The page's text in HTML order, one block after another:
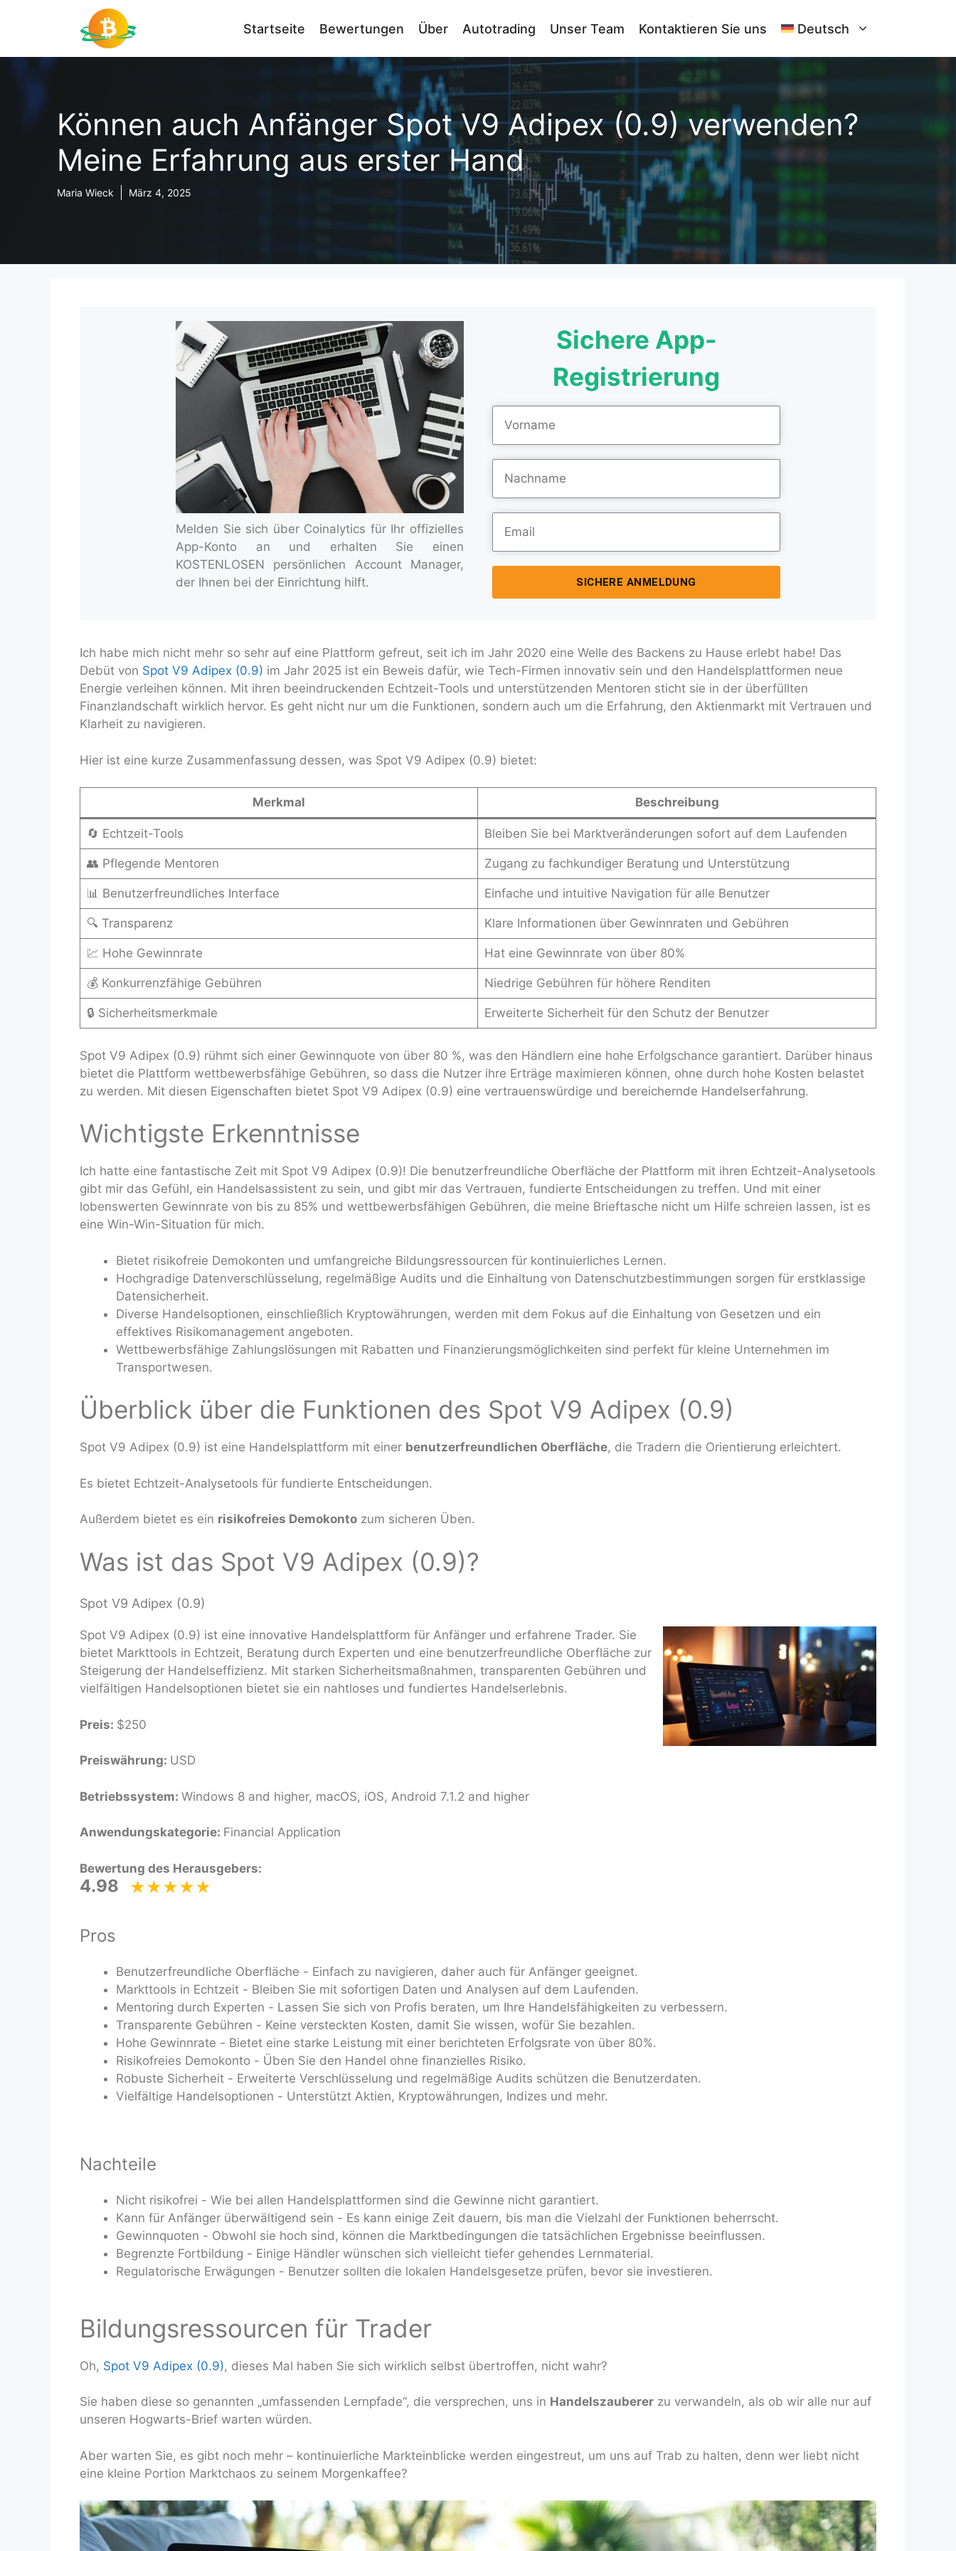
Startseite Bewertungen Über Autotrading Unser Team Kontaktieren Sie uns Deutsch
Können auch Anfänger Spot V9 Adipex (0.9) verwenden?
Meine Erfahrung aus erster Hand
Maria Wieck März 4, 2025
Melden Sie sich über Coinalytics für Ihr offizielles
App-Konto an und erhalten Sie einen
KOSTENLOSEN persönlichen Account Manager,
der Ihnen bei der Einrichtung hilft.
Sichere App-
Registrierung
SICHERE ANMELDUNG
Ich habe mich nicht mehr so sehr auf eine Plattform gefreut, seit ich im Jahr 2020 eine Welle des Backens zu Hause erlebt habe! Das
Debüt von Spot V9 Adipex (0.9) im Jahr 2025 ist ein Beweis dafür, wie Tech-Firmen innovativ sein und den Handelsplattformen neue
Energie verleihen können. Mit ihren beeindruckenden Echtzeit-Tools und unterstützenden Mentoren sticht sie in der überfüllten
Finanzlandschaft wirklich hervor. Es geht nicht nur um die Funktionen, sondern auch um die Erfahrung, den Aktienmarkt mit Vertrauen und
Klarheit zu navigieren.
Hier ist eine kurze Zusammenfassung dessen, was Spot V9 Adipex (0.9) bietet:
Merkmal Beschreibung
🔄 Echtzeit-Tools Bleiben Sie bei Marktveränderungen sofort auf dem Laufenden
👥 Pflegende Mentoren Zugang zu fachkundiger Beratung und Unterstützung
📊 Benutzerfreundliches Interface Einfache und intuitive Navigation für alle Benutzer
🔍 Transparenz Klare Informationen über Gewinnraten und Gebühren
💹 Hohe Gewinnrate Hat eine Gewinnrate von über 80%
💰 Konkurrenzfähige Gebühren Niedrige Gebühren für höhere Renditen
🔒 Sicherheitsmerkmale Erweiterte Sicherheit für den Schutz der Benutzer
Spot V9 Adipex (0.9) rühmt sich einer Gewinnquote von über 80 %, was den Händlern eine hohe Erfolgschance garantiert. Darüber hinaus
bietet die Plattform wettbewerbsfähige Gebühren, so dass die Nutzer ihre Erträge maximieren können, ohne durch hohe Kosten belastet
zu werden. Mit diesen Eigenschaften bietet Spot V9 Adipex (0.9) eine vertrauenswürdige und bereichernde Handelserfahrung.
Wichtigste Erkenntnisse
Ich hatte eine fantastische Zeit mit Spot V9 Adipex (0.9)! Die benutzerfreundliche Oberfläche der Plattform mit ihren Echtzeit-Analysetools
gibt mir das Gefühl, ein Handelsassistent zu sein, und gibt mir das Vertrauen, fundierte Entscheidungen zu treffen. Und mit einer
lobenswerten Gewinnrate von bis zu 85% und wettbewerbsfähigen Gebühren, die meine Brieftasche nicht um Hilfe schreien lassen, ist es
eine Win-Win-Situation für mich.
Bietet risikofreie Demokonten und umfangreiche Bildungsressourcen für kontinuierliches Lernen.
Hochgradige Datenverschlüsselung, regelmäßige Audits und die Einhaltung von Datenschutzbestimmungen sorgen für erstklassige
Datensicherheit.
Diverse Handelsoptionen, einschließlich Kryptowährungen, werden mit dem Fokus auf die Einhaltung von Gesetzen und ein
effektives Risikomanagement angeboten.
Wettbewerbsfähige Zahlungslösungen mit Rabatten und Finanzierungsmöglichkeiten sind perfekt für kleine Unternehmen im
Transportwesen.
Überblick über die Funktionen des Spot V9 Adipex (0.9)
Spot V9 Adipex (0.9) ist eine Handelsplattform mit einer benutzerfreundlichen Oberfläche, die Tradern die Orientierung erleichtert.
Es bietet Echtzeit-Analysetools für fundierte Entscheidungen.
Außerdem bietet es ein risikofreies Demokonto zum sicheren Üben.
Was ist das Spot V9 Adipex (0.9)?
Spot V9 Adipex (0.9)
Spot V9 Adipex (0.9) ist eine innovative Handelsplattform für Anfänger und erfahrene Trader. Sie
bietet Markttools in Echtzeit, Beratung durch Experten und eine benutzerfreundliche Oberfläche zur
Steigerung der Handelseffizienz. Mit starken Sicherheitsmaßnahmen, transparenten Gebühren und
vielfältigen Handelsoptionen bietet sie ein nahtloses und fundiertes Handelserlebnis.
Preis: $250
Preiswährung: USD
Betriebssystem: Windows 8 and higher, macOS, iOS, Android 7.1.2 and higher
Anwendungskategorie: Financial Application
Bewertung des Herausgebers:
4.98
Pros
Benutzerfreundliche Oberfläche - Einfach zu navigieren, daher auch für Anfänger geeignet.
Markttools in Echtzeit - Bleiben Sie mit sofortigen Daten und Analysen auf dem Laufenden.
Mentoring durch Experten - Lassen Sie sich von Profis beraten, um Ihre Handelsfähigkeiten zu verbessern.
Transparente Gebühren - Keine versteckten Kosten, damit Sie wissen, wofür Sie bezahlen.
Hohe Gewinnrate - Bietet eine starke Leistung mit einer berichteten Erfolgsrate von über 80%.
Risikofreies Demokonto - Üben Sie den Handel ohne finanzielles Risiko.
Robuste Sicherheit - Erweiterte Verschlüsselung und regelmäßige Audits schützen die Benutzerdaten.
Vielfältige Handelsoptionen - Unterstützt Aktien, Kryptowährungen, Indizes und mehr.
Nachteile
Nicht risikofrei - Wie bei allen Handelsplattformen sind die Gewinne nicht garantiert.
Kann für Anfänger überwältigend sein - Es kann einige Zeit dauern, bis man die Vielzahl der Funktionen beherrscht.
Gewinnquoten - Obwohl sie hoch sind, können die Marktbedingungen die tatsächlichen Ergebnisse beeinflussen.
Begrenzte Fortbildung - Einige Händler wünschen sich vielleicht tiefer gehendes Lernmaterial.
Regulatorische Erwägungen - Benutzer sollten die lokalen Handelsgesetze prüfen, bevor sie investieren.
Bildungsressourcen für Trader
Oh, Spot V9 Adipex (0.9), dieses Mal haben Sie sich wirklich selbst übertroffen, nicht wahr?
Sie haben diese so genannten „umfassenden Lernpfade“, die versprechen, uns in Handelszauberer zu verwandeln, als ob wir alle nur auf
unseren Hogwarts-Brief warten würden.
Aber warten Sie, es gibt noch mehr – kontinuierliche Markteinblicke werden eingestreut, um uns auf Trab zu halten, denn wer liebt nicht
eine kleine Portion Marktchaos zu seinem Morgenkaffee?